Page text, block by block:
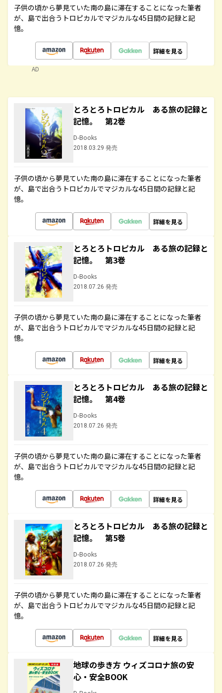
子供の頃から夢見ていた南の島に滞在することになった筆者
が、島で出合うトロピカルでマジカルな45日間の記録と記
憶。
詳細を見る
AD
とろとろトロピカル ある旅の記録と
記憶。 第2巻
D-Books
2018.03.29 発売
子供の頃から夢見ていた南の島に滞在することになった筆者
が、島で出合うトロピカルでマジカルな45日間の記録と記
憶。
詳細を見る
とろとろトロピカル ある旅の記録と
記憶。 第3巻
D-Books
2018.07.26 発売
子供の頃から夢見ていた南の島に滞在することになった筆者
が、島で出合うトロピカルでマジカルな45日間の記録と記
憶。
詳細を見る
とろとろトロピカル ある旅の記録と
記憶。 第4巻
D-Books
2018.07.26 発売
子供の頃から夢見ていた南の島に滞在することになった筆者
が、島で出合うトロピカルでマジカルな45日間の記録と記
憶。
詳細を見る
とろとろトロピカル ある旅の記録と
記憶。 第5巻
D-Books
2018.07.26 発売
子供の頃から夢見ていた南の島に滞在することになった筆者
が、島で出合うトロピカルでマジカルな45日間の記録と記
憶。
詳細を見る
地球の歩き方 ウィズコロナ旅の安
心・安全BOOK